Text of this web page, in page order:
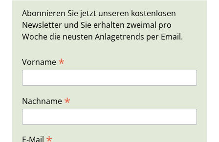
Abonnieren Sie jetzt unseren kostenlosen
Newsletter und Sie erhalten zweimal pro
Woche die neusten Anlagetrends per Email.
Vorname *
Nachname *
E-Mail